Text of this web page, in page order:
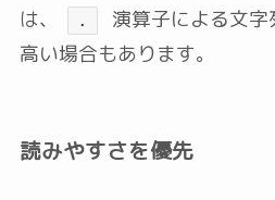
は、
.
演算子による文
高い場合もあります。
読みやすさを優先